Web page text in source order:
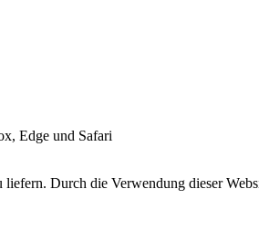
Edge und Safari
Durch die Verwendung dieser